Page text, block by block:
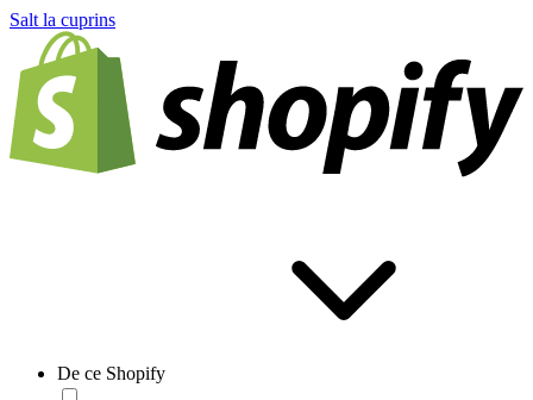
Salt la cuprins
De ce Shopify